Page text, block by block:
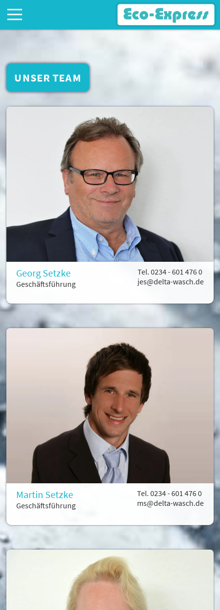
Standorte
Unternehmen
Umweltprogramm
Medien & Presse
Gemeinschaftsanlagen
Kundennutzen
Kontakt
UNSER TEAM
Georg Setzke
Geschäftsführung
Tel. 0234 - 601 476 0
jes@delta-wasch.de
Martin Setzke
Geschäftsführung
Tel. 0234 - 601 476 0
ms@delta-wasch.de